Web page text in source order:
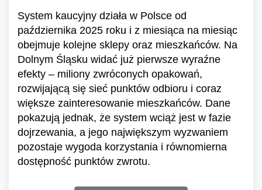
System kaucyjny działa w Polsce od
października 2025 roku i z miesiąca na miesiąc
obejmuje kolejne sklepy oraz mieszkańców. Na
Dolnym Śląsku widać już pierwsze wyraźne
efekty – miliony zwróconych opakowań,
rozwijającą się sieć punktów odbioru i coraz
większe zainteresowanie mieszkańców. Dane
pokazują jednak, że system wciąż jest w fazie
dojrzewania, a jego największym wyzwaniem
pozostaje wygoda korzystania i równomierna
dostępność punktów zwrotu.